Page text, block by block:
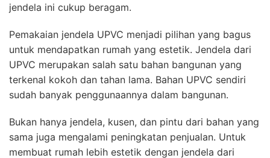
jendela ini cukup beragam.
Pemakaian jendela UPVC menjadi pilihan yang bagus
untuk mendapatkan rumah yang estetik. Jendela dari
UPVC merupakan salah satu bahan bangunan yang
terkenal kokoh dan tahan lama. Bahan UPVC sendiri
sudah banyak penggunaannya dalam bangunan.
Bukan hanya jendela, kusen, dan pintu dari bahan yang
sama juga mengalami peningkatan penjualan. Untuk
membuat rumah lebih estetik dengan jendela dari